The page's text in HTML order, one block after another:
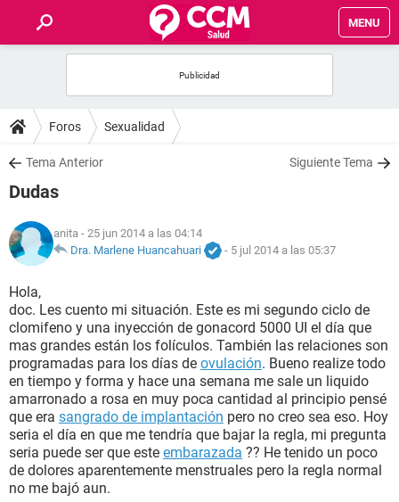
MENU
FOROS
SALUD
NUTRICIÓN
BIENESTAR
SEXUALIDAD
GLOSARIO
Foros Sexualidad
Tema Anterior Siguiente Tema
Dudas
anita - 25 jun 2014 a las 04:14
Dra. Marlene Huancahuari
- 5 jul 2014 a las 05:37
Hola,
doc. Les cuento mi situación. Este es mi segundo ciclo de
clomifeno y una inyección de gonacord 5000 UI el día que
mas grandes están los folículos. También las relaciones son
programadas para los días de ovulación. Bueno realize todo
en tiempo y forma y hace una semana me sale un liquido
amarronado a rosa en muy poca cantidad al principio pensé
que era sangrado de implantación pero no creo sea eso. Hoy
seria el día en que me tendría que bajar la regla, mi pregunta
seria puede ser que este embarazada ?? He tenido un poco
de dolores aparentemente menstruales pero la regla normal
no me bajó aun.